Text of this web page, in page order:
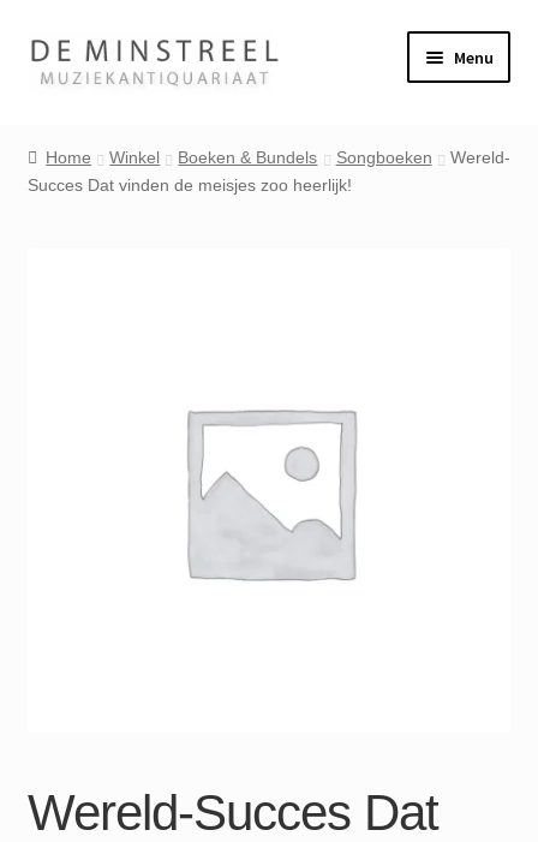
Ga
door
Ga
naar
Menu
Contact
Home Winkel Boeken & Bundels Songboeken
Wereld-
Succes Dat vinden de meisjes zoo heerlijk!
Wereld-Succes Dat